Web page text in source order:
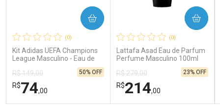
Comprar sem Desconto
Por R$ 16,79/cada
Comprar sem Desconto
Por R$ 16,79/cada
Comprar sem Desconto
Por R$ 22,33/cada
Comprar sem Desconto
Por R$ 22,33/cada
(0)
Kit Adidas UEFA Champions
League Masculino - Eau de
Toilette 100ml + Shower Gel
250ml
R$ 149,00
R$74,00
50% OFF
COMPRAR
(0)
Lattafa Asad Eau de Parfum
Perfume Masculino 100ml
R$ 279,00
R$214,00
23% OFF
COMPRAR